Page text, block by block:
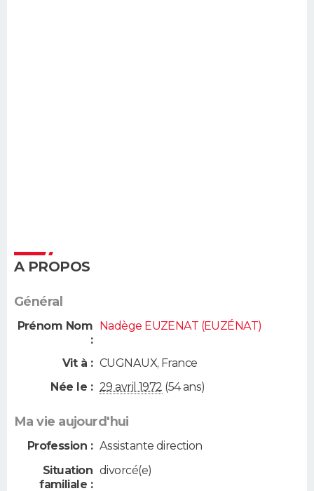
A PROPOS
Général
Prénom Nom
:
Nadège EUZENAT (EUZÉNAT)
Vit à : CUGNAUX, France
Née le : 29 avril 1972 (54 ans)
Ma vie aujourd'hui
Profession : Assistante direction
Situation
familiale :
divorcé(e)